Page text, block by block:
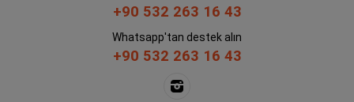
+90 532 263 16 43
Whatsapp'tan destek alın
+90 532 263 16 43